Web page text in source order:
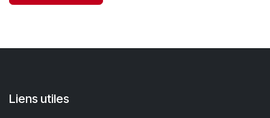
Liens utiles